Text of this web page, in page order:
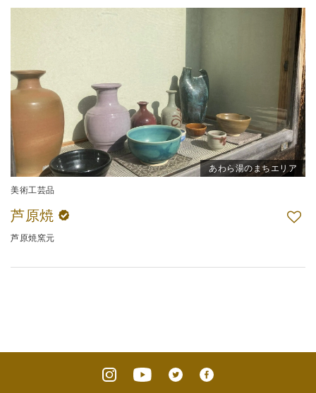
あわら湯のまちエリア
美術工芸品
芦原焼
芦原焼窯元